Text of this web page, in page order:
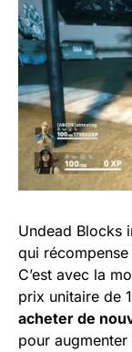
Undead Blocks
qui
C’est avec la
prix unitaire de
acheter de
pour